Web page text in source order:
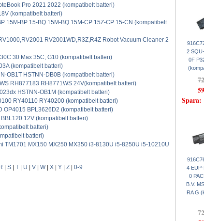
Pro 2021 2022 (kompatibelt batteri)
(kompatibelt batteri)
15M-BP 15-BQ 15M-BQ 15M-CP 15Z-CP 15-CN (kompatibelt
RV2001WD,R3Z,R4Z Robot Vacuum Cleaner 2
30 Max 35C, G10 (kompatibelt batteri)
(kompatibelt batteri)
OB1T HSTNN-DB0B (kompatibelt batteri)
RH877183 RH8771WS 24V(kompatibelt batteri)
HSTNN-OB1M (kompatibelt batteri)
RY40110 RY40200 (kompatibelt batteri)
OP4015 BPL3626D2 (kompatibelt batteri)
12V (kompatibelt batteri)
batteri)
batteri)
TM1701 MX150 MX250 MX350 i3-8130U i5-8250U i5-10210U
R S T U V W| X Y Z 0-9
2
0F
4
0
B.V.
RA G